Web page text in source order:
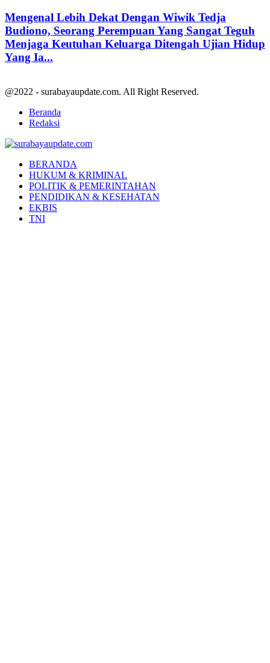
Mengenal Lebih Dekat Dengan Wiwik Tedja
Budiono, Seorang Perempuan Yang Sangat Teguh
Menjaga Keutuhan Keluarga Ditengah Ujian Hidup
Yang Ia...
@2022 - surabayaupdate.com. All Right Reserved.
Beranda
Redaksi
BERANDA
HUKUM & KRIMINAL
POLITIK & PEMERINTAHAN
PENDIDIKAN & KESEHATAN
EKBIS
TNI